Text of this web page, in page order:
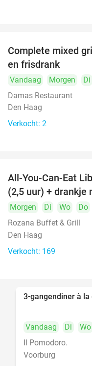
food
food
Complete mixed
en frisdrank
Vandaag Morgen Di
Damas Restaurant
Den Haag
Verkocht: 2
All-You-Can-Eat
(2,5 uur) + drankje
Morgen Di Wo Do
Rozana Buffet & Grill
Den Haag
Verkocht: 169
3-gangendiner à la
Vandaag Di Wo
Il Pomodoro.
Voorburg